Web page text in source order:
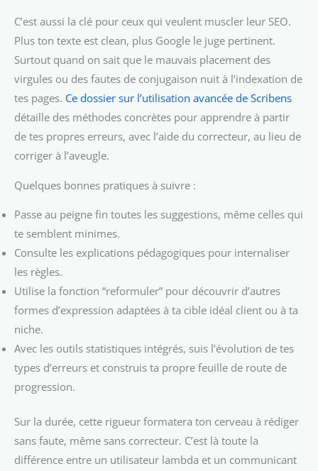
C’est aussi la clé pour ceux qui veulent muscler leur SEO.
Plus ton texte est clean, plus Google le juge pertinent.
Surtout quand on sait que le mauvais placement des
virgules ou des fautes de conjugaison nuit à l’indexation de
tes pages. Ce dossier sur l’utilisation avancée de Scribens
détaille des méthodes concrètes pour apprendre à partir
de tes propres erreurs, avec l’aide du correcteur, au lieu de
corriger à l’aveugle.
Quelques bonnes pratiques à suivre :
Passe au peigne fin toutes les suggestions, même celles qui
te semblent minimes.
Consulte les explications pédagogiques pour internaliser
les règles.
Utilise la fonction “reformuler” pour découvrir d’autres
formes d’expression adaptées à ta cible idéal client ou à ta
niche.
Avec les outils statistiques intégrés, suis l’évolution de tes
types d’erreurs et construis ta propre feuille de route de
progression.
Sur la durée, cette rigueur formatera ton cerveau à rédiger
sans faute, même sans correcteur. C’est là toute la
différence entre un utilisateur lambda et un communicant